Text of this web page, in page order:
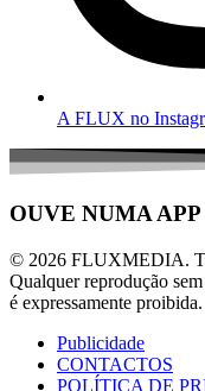
A FLUX no
OUVE NUMA APP
© 2026 FLUXMEDIA.
Qualquer reprodução
é expressamente proibida.
Publicidade
CONTACTOS
POLÍTICA DE